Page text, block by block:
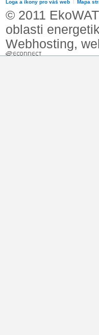
Loga a ikony pro váš web Mapa
© 2011
oblasti
Webhosting,